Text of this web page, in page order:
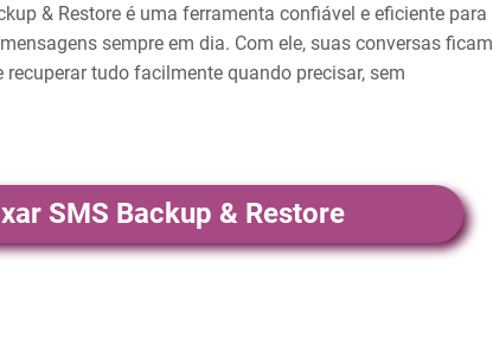
& Restore é uma ferramenta confiável e eficiente para
sempre em dia. Com ele, suas conversas ficam
recuperar tudo facilmente quando precisar, sem
SMS Backup & Restore